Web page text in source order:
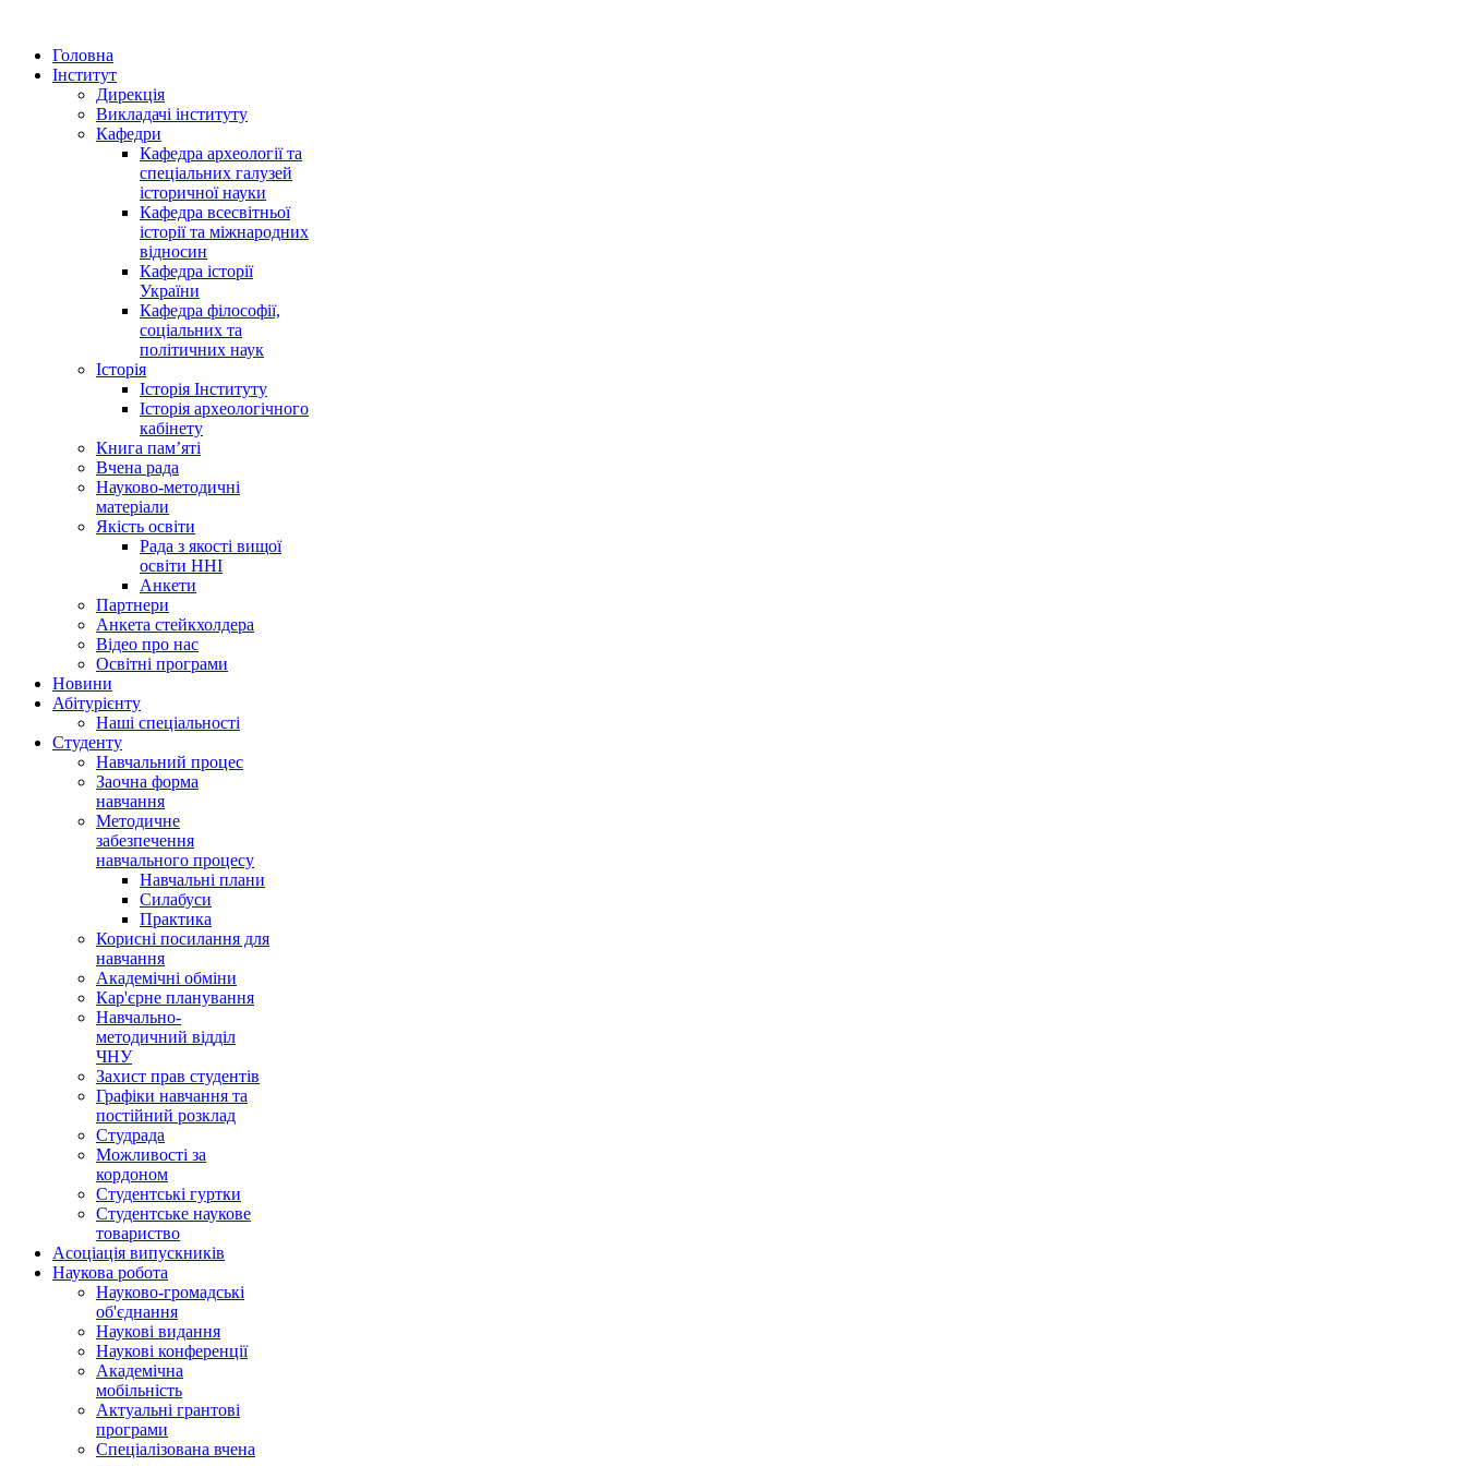
Головна
Інститут
Дирекція
Викладачі інституту
Кафедри
Кафедра археології та
спеціальних галузей
історичної науки
Кафедра всесвітньої
історії та міжнародних
відносин
Кафедра історії
України
Кафедра філософії,
соціальних та
політичних наук
Історія
Історія Інституту
Історія археологічного
кабінету
Книга памʼяті
Вчена рада
Науково-методичні
матеріали
Якість освіти
Рада з якості вищої
освіти ННІ
Анкети
Партнери
Анкета стейкхолдера
Відео про нас
Освітні програми
Hовини
Абітурієнту
Наші спеціальності
Студенту
Навчальний процес
Заочна форма
навчання
Методичне
забезпечення
навчального процесу
Навчальні плани
Силабуси
Практика
Корисні посилання для
навчання
Академічні обміни
Кар'єрне планування
Навчально-
методичний відділ
ЧНУ
Захист прав студентів
Графіки навчання та
постійний розклад
Студрада
Можливості за
кордоном
Студентські гуртки
Студентське наукове
товариство
Асоціація випускників
Наукова робота
Науково-громадські
об'єднання
Наукові видання
Наукові конференції
Академічна
мобільність
Актуальні грантові
програми
Спеціалізована вчена